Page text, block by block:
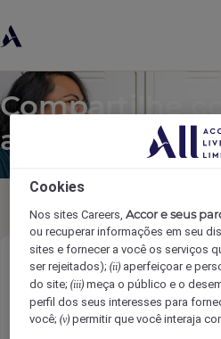
Compartilhe
amigo
Butler -Russian Speaking
Nome do remetente*
Cookies
Nos sites Careers,Accor e seus
ou recuperar informações em seu
sites e fornecer a você os serviços
ser rejeitados);(ii) aperfeiçoar e
do site;(iii) meça o público e o
perfil dos seus interesses para
você;(v) permitir que você interaja